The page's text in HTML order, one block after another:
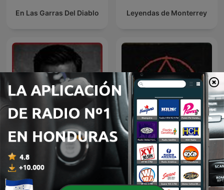
Garantizamos experiencia sin interrupciones comerciales
durante narraciones.
Suscríbete y únete a nuestra comunidad que explora
territorios oscuros de la experiencia humana.
En Las Garras Del Diablo Leyendas de Monterrey
Inframundo Relatos De
Terror
Paranormal